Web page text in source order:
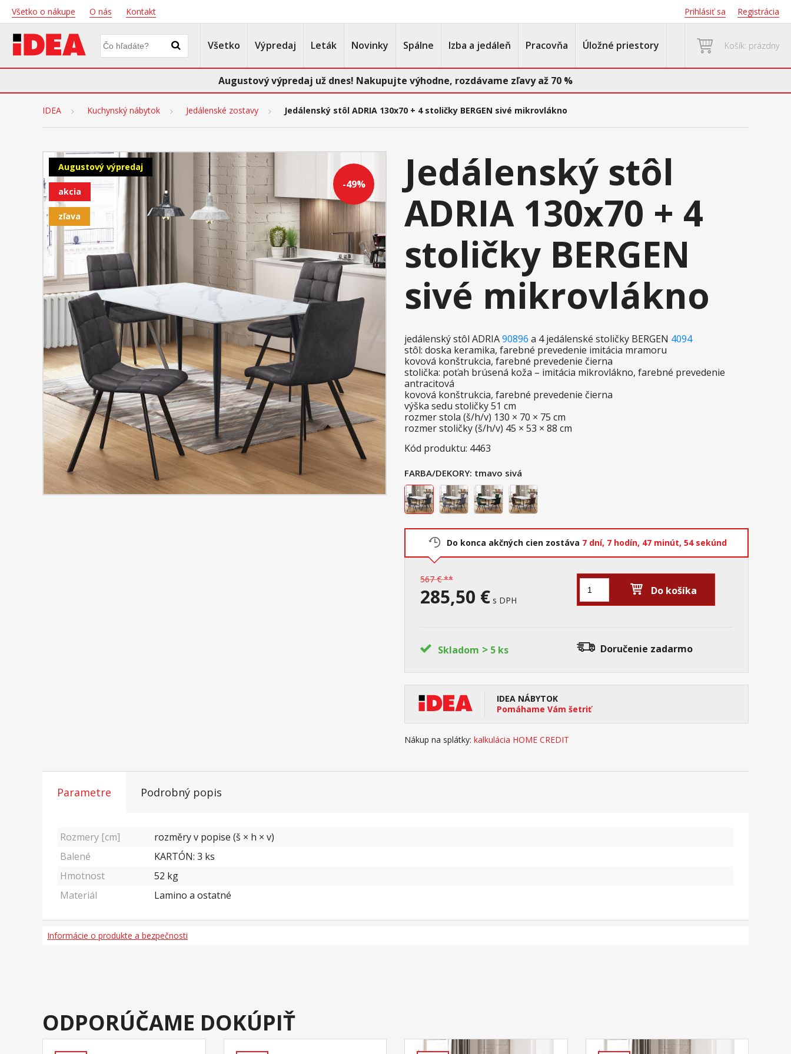
Všetko o nákupe O nás Kontakt Prihlásiť sa Registrácia
Všetko Výpredaj Leták Novinky Spálne Izba a jedáleň Pracovňa Úložné priestory Košík: prázdny
Augustový výpredaj už dnes! Nakupujte výhodne, rozdávame zľavy až 70 %
IDEA Kuchynský nábytok Jedálenské zostavy Jedálenský stôl ADRIA 130x70 + 4 stoličky BERGEN sivé mikrovlákno
-49%
Augustový výpredaj
akcia
zľava
Jedálenský stôl
ADRIA 130x70 + 4
stoličky BERGEN
sivé mikrovlákno
jedálenský stôl ADRIA90896 a 4 jedálenské stoličky BERGEN 4094
stôl: doska keramika, farebné prevedenie imitácia mramoru
kovová konštrukcia, farebné prevedenie čierna
stolička: poťah brúsená koža – imitácia mikrovlákno, farebné prevedenie
antracitová
kovová konštrukcia, farebné prevedenie čierna
výška sedu stoličky 51 cm
rozmer stola (š/h/v) 130 × 70 × 75 cm
rozmer stoličky (š/h/v) 45 × 53 × 88 cm
Kód produktu: 4463
FARBA/DEKORY: tmavo sivá
Do konca akčných cien zostáva 7 dní, 7 hodín, 47 minút, 53 sekúnd
567 € **
285,50 € s DPH
Do košíka
Skladom > 5 ks Doručenie zadarmo
IDEA NÁBYTOK
Pomáhame Vám šetriť
Nákup na splátky: kalkulácia HOME CREDIT
Parametre Podrobný popis
Rozmery [cm]
rozměry v popise (š × h × v)
Balené
KARTÓN: 3 ks
Hmotnost
52 kg
Materiál
Lamino a ostatné
Informácie o produkte a bezpečnosti
ODPORÚČAME DOKÚPIŤ